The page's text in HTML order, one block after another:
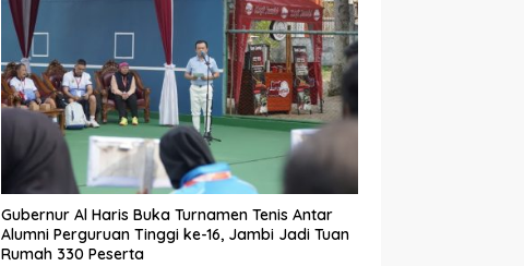
Gubernur Al Haris Buka Turnamen Tenis Antar
Alumni Perguruan Tinggi ke-16, Jambi Jadi Tuan
Rumah 330 Peserta